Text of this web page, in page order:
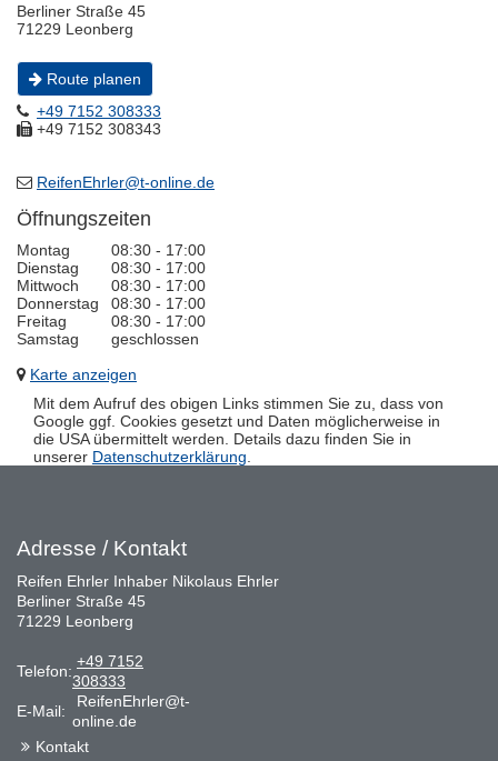
Berliner Straße 45
71229 Leonberg
Route planen
+49 7152 308333
+49 7152 308343
ReifenEhrler@t-online.de
Öffnungszeiten
Montag
08:30 - 17:00
Dienstag
08:30 - 17:00
Mittwoch
08:30 - 17:00
Donnerstag
08:30 - 17:00
Freitag
08:30 - 17:00
Samstag
geschlossen
Karte anzeigen
Mit dem Aufruf des obigen Links stimmen Sie zu, dass von
Google ggf. Cookies gesetzt und Daten möglicherweise in
die USA übermittelt werden. Details dazu finden Sie in
unserer Datenschutzerklärung
Adresse / Kontakt
Reifen Ehrler Inhaber Nikolaus Ehrler
Berliner Straße 45
71229 Leonberg
Telefon:
+49 7152
308333
E-Mail:
ReifenEhrler@t-
online.de
Kontakt